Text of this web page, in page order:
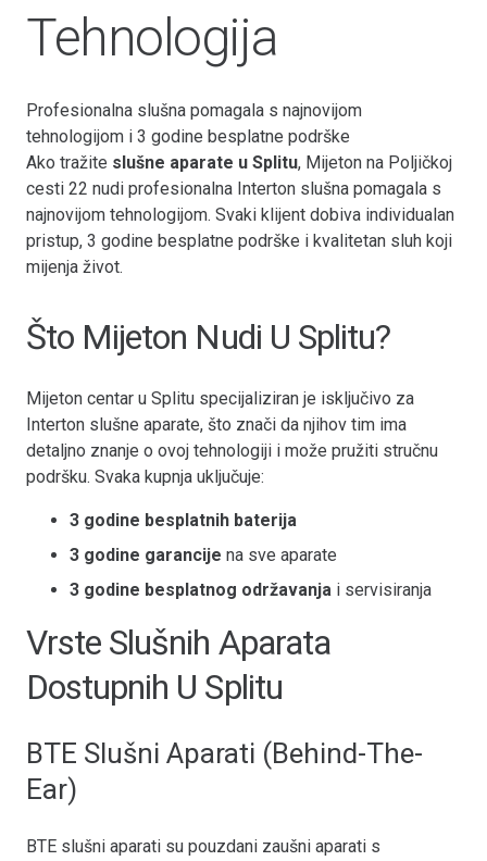
Tehnologija
Profesionalna slušna pomagala s najnovijom
tehnologijom i 3 godine besplatne podrške
Ako tražite slušne aparate u Splitu, Mijeton na Poljičkoj
cesti 22 nudi profesionalna Interton slušna pomagala s
najnovijom tehnologijom. Svaki klijent dobiva individualan
pristup, 3 godine besplatne podrške i kvalitetan sluh koji
mijenja život.
Što Mijeton Nudi U Splitu?
Mijeton centar u Splitu specijaliziran je isključivo za
Interton slušne aparate, što znači da njihov tim ima
detaljno znanje o ovoj tehnologiji i može pružiti stručnu
podršku. Svaka kupnja uključuje:
3 godine besplatnih baterija
3 godine garancije na sve aparate
3 godine besplatnog održavanja i servisiranja
Vrste Slušnih Aparata
Dostupnih U Splitu
BTE Slušni Aparati (Behind-The-
Ear)
BTE slušni aparati su pouzdani zaušni aparati s